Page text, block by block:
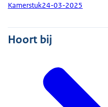
Kamerstuk24-03-2025
Hoort bij